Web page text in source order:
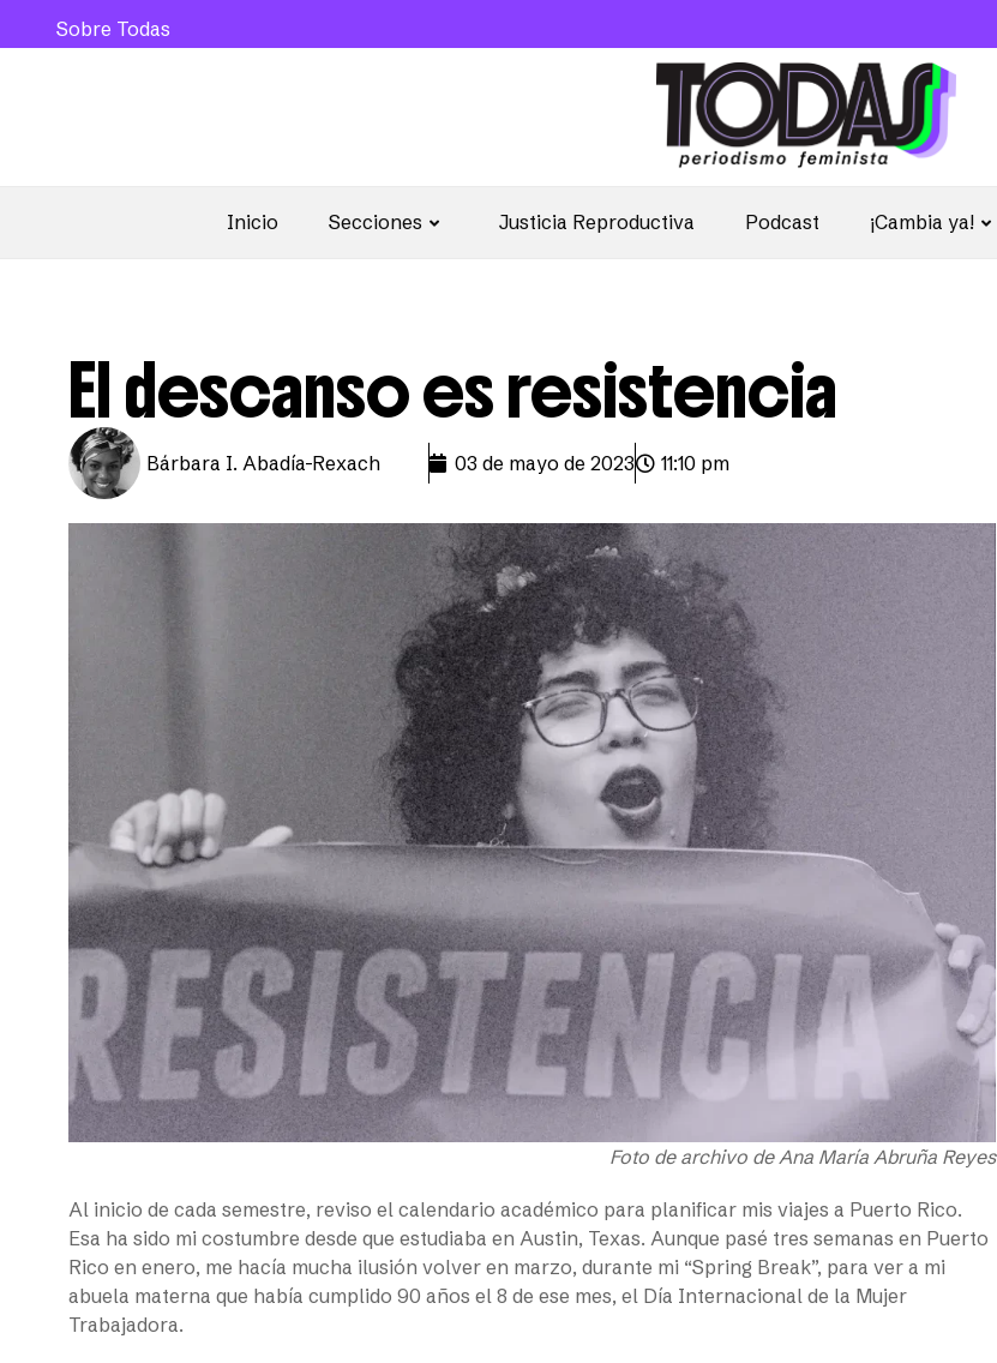
Inicio Secciones Justicia Reproductiva Podcast ¡Cambia ya!
Sobre Todas
El descanso es resistencia
Bárbara I. Abadía-Rexach 03 de mayo de 2023 11:10 pm
Foto de archivo de Ana María Abruña Reyes
Al inicio de cada semestre, reviso el calendario académico para planificar mis viajes a Puerto Rico.
Esa ha sido mi costumbre desde que estudiaba en Austin, Texas. Aunque pasé tres semanas en Puerto
Rico en enero, me hacía mucha ilusión volver en marzo, durante mi “Spring Break”, para ver a mi
abuela materna que había cumplido 90 años el 8 de ese mes, el Día Internacional de la Mujer
Trabajadora.